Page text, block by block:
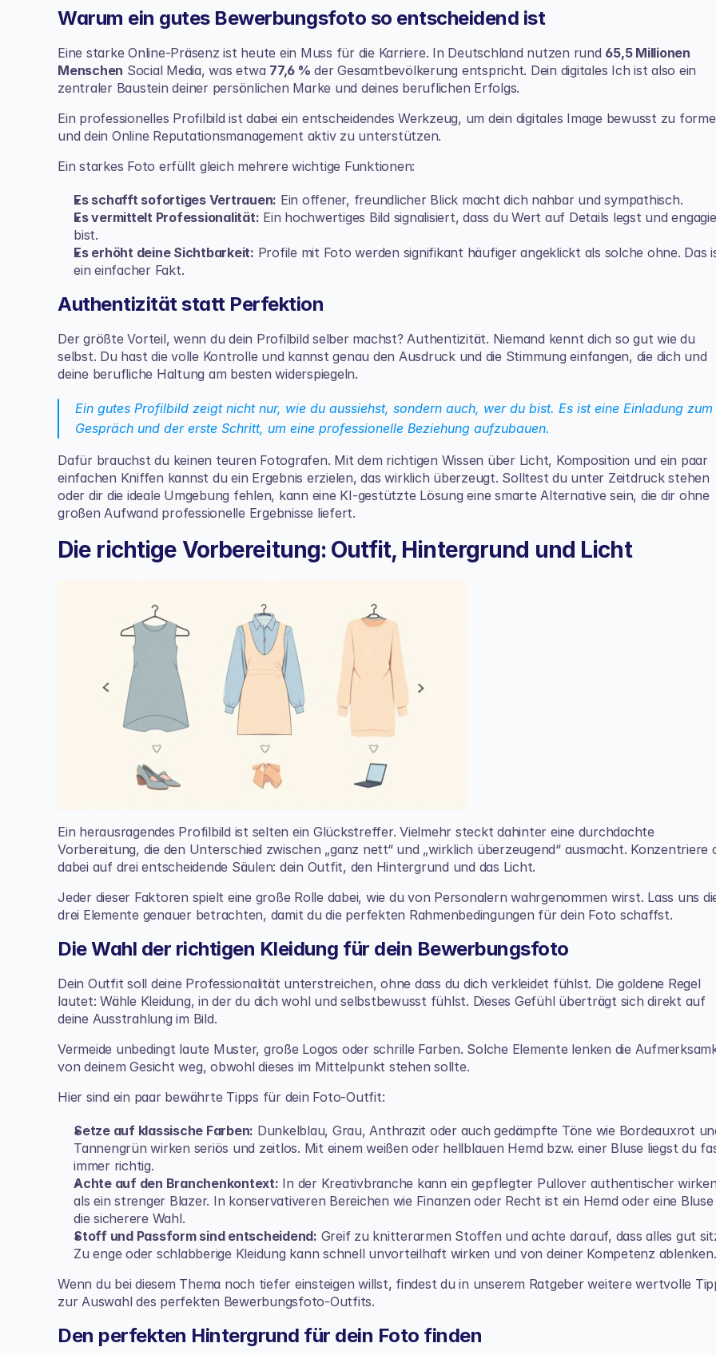
Warum ein gutes Bewerbungsfoto so entscheidend ist
Eine starke Online-Präsenz ist heute ein Muss für die Karriere. In Deutschland nutzen rund 65,5 Millionen
Menschen Social Media, was etwa 77,6 % der Gesamtbevölkerung entspricht. Dein digitales Ich ist also ein
zentraler Baustein deiner persönlichen Marke und deines beruflichen Erfolgs.
Ein professionelles Profilbild ist dabei ein entscheidendes Werkzeug, um dein digitales Image bewusst zu
und dein Online Reputationsmanagement aktiv zu unterstützen.
Ein starkes Foto erfüllt gleich mehrere wichtige Funktionen:
Es schafft sofortiges Vertrauen: Ein offener, freundlicher Blick macht dich nahbar und sympathisch.
Es vermittelt Professionalität: Ein hochwertiges Bild signalisiert, dass du Wert auf Details legst und
bist.
Es erhöht deine Sichtbarkeit: Profile mit Foto werden signifikant häufiger angeklickt als solche ohne. Das
ein einfacher Fakt.
Authentizität statt Perfektion
Der größte Vorteil, wenn du dein Profilbild selber machst? Authentizität. Niemand kennt dich so gut wie du
selbst. Du hast die volle Kontrolle und kannst genau den Ausdruck und die Stimmung einfangen, die dich und
deine berufliche Haltung am besten widerspiegeln.
Ein gutes Profilbild zeigt nicht nur, wie du aussiehst, sondern auch, wer du bist. Es ist eine Einladung zum
Gespräch und der erste Schritt, um eine professionelle Beziehung aufzubauen.
Dafür brauchst du keinen teuren Fotografen. Mit dem richtigen Wissen über Licht, Komposition und ein paar
einfachen Kniffen kannst du ein Ergebnis erzielen, das wirklich überzeugt. Solltest du unter Zeitdruck stehen
oder dir die ideale Umgebung fehlen, kann eine KI-gestützte Lösung eine smarte Alternative sein, die dir ohne
großen Aufwand professionelle Ergebnisse liefert.
Die richtige Vorbereitung: Outfit, Hintergrund und Licht
Ein herausragendes Profilbild ist selten ein Glückstreffer. Vielmehr steckt dahinter eine durchdachte
Vorbereitung, die den Unterschied zwischen „ganz nett“ und „wirklich überzeugend“ ausmacht. Konzentriere
dabei auf drei entscheidende Säulen: dein Outfit, den Hintergrund und das Licht.
Jeder dieser Faktoren spielt eine große Rolle dabei, wie du von Personalern wahrgenommen wirst. Lass uns
drei Elemente genauer betrachten, damit du die perfekten Rahmenbedingungen für dein Foto schaffst.
Die Wahl der richtigen Kleidung für dein Bewerbungsfoto
Dein Outfit soll deine Professionalität unterstreichen, ohne dass du dich verkleidet fühlst. Die goldene Regel
lautet: Wähle Kleidung, in der du dich wohl und selbstbewusst fühlst. Dieses Gefühl überträgt sich direkt auf
deine Ausstrahlung im Bild.
Vermeide unbedingt laute Muster, große Logos oder schrille Farben. Solche Elemente lenken die
von deinem Gesicht weg, obwohl dieses im Mittelpunkt stehen sollte.
Hier sind ein paar bewährte Tipps für dein Foto-Outfit:
Setze auf klassische Farben: Dunkelblau, Grau, Anthrazit oder auch gedämpfte Töne wie Bordeauxrot
Tannengrün wirken seriös und zeitlos. Mit einem weißen oder hellblauen Hemd bzw. einer Bluse liegst du
immer richtig.
Achte auf den Branchenkontext: In der Kreativbranche kann ein gepflegter Pullover authentischer wirken
als ein strenger Blazer. In konservativeren Bereichen wie Finanzen oder Recht ist ein Hemd oder eine
die sicherere Wahl.
Stoff und Passform sind entscheidend: Greif zu knitterarmen Stoffen und achte darauf, dass alles gut
Zu enge oder schlabberige Kleidung kann schnell unvorteilhaft wirken und von deiner Kompetenz ablenken.
Wenn du bei diesem Thema noch tiefer einsteigen willst, findest du in unserem Ratgeber weitere wertvolle
zur Auswahl des perfekten Bewerbungsfoto-Outfits.
Den perfekten Hintergrund für dein Foto finden